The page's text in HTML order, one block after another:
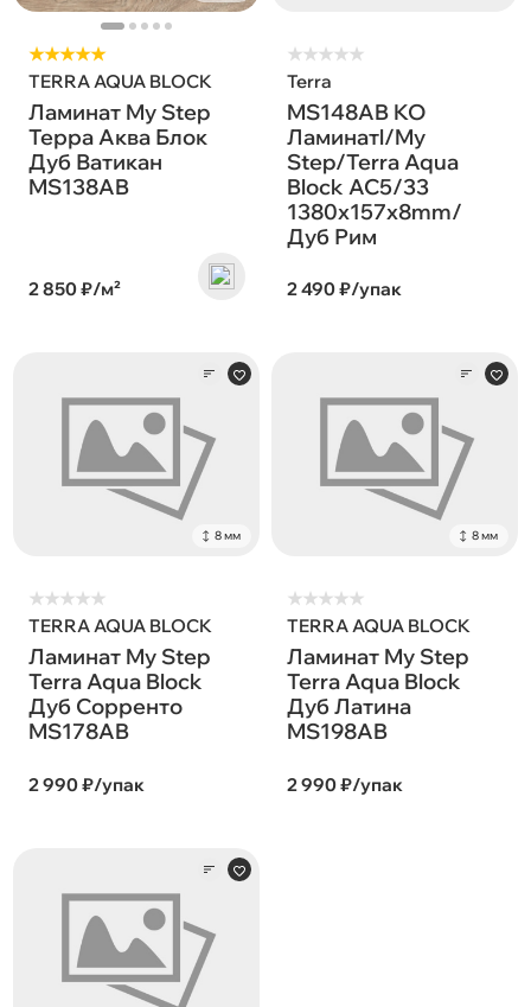
★★★★★
TERRA AQUA BLOCK
Ламинат My Step
Терра Аква Блок
Дуб Ватикан
MS138AB
2 850 ₽/м²
★★★★★
Terra
MS148AB KO
Ламинатl/My
Step/Terra Aqua
Block AC5/33
1380х157х8mm/
Дуб Рим
2 490 ₽/упак
8 мм
★★★★★
TERRA AQUA BLOCK
Ламинат My Step
Terra Aqua Block
Дуб Сорренто
MS178AB
2 990 ₽/упак
8 мм
★★★★★
TERRA AQUA BLOCK
Ламинат My Step
Terra Aqua Block
Дуб Латина
MS198AB
2 990 ₽/упак